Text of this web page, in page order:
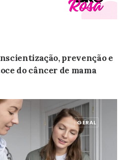
prevenção e
do câncer de mama
GERAL